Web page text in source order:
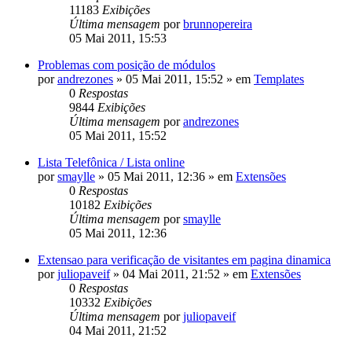
11183 Exibições
Última mensagem porbrunnopereira
05 Mai 2011, 15:53
Problemas com posição de módulos
porandrezones » 05 Mai 2011, 15:52 » em Templates
0 Respostas
9844 Exibições
Última mensagem porandrezones
05 Mai 2011, 15:52
Lista Telefônica / Lista online
porsmaylle » 05 Mai 2011, 12:36 » em Extensões
0 Respostas
10182 Exibições
Última mensagem porsmaylle
05 Mai 2011, 12:36
Extensao para verificação de visitantes em pagina dinamica
porjuliopaveif» 04 Mai 2011, 21:52 » em Extensões
0 Respostas
10332 Exibições
Última mensagem porjuliopaveif
04 Mai 2011, 21:52